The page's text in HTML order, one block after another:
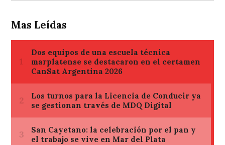
Mas Leídas